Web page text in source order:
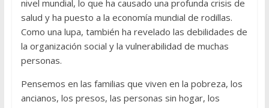
nivel mundial, lo que ha causado una profunda crisis de
salud y ha puesto a la economía mundial de rodillas.
Como una lupa, también ha revelado las debilidades de
la organización social y la vulnerabilidad de muchas
personas.
Pensemos en las familias que viven en la pobreza, los
ancianos, los presos, las personas sin hogar, los